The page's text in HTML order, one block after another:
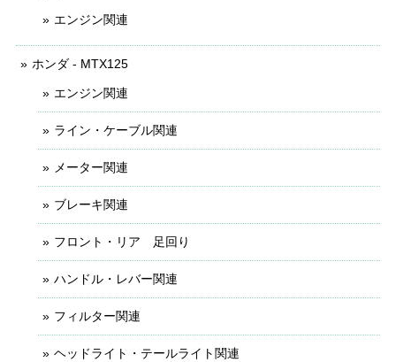
エンジン関連
ホンダ - MTX125
エンジン関連
ライン・ケーブル関連
メーター関連
ブレーキ関連
フロント・リア 足回り
ハンドル・レバー関連
フィルター関連
ヘッドライト・テールライト関連